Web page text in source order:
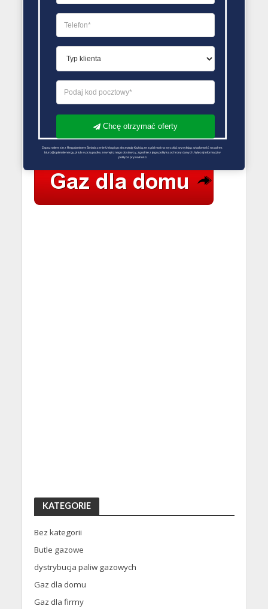
Gazownia
Sędziszów
Małopolski
Gazownia
Gazownia
Gazownia
Gazownia
PORÓWNYWARKA OFERT GAZU
KATEGORIE
Bez kategorii
Butle gazowe
dystrybucja paliw gazowych
Gaz dla domu
Gaz dla firmy
Chcę otrzymać oferty
Zapoznałem się z Regulaminem Świadczenie Usług i go akceptuję Każdą ze zgód można wycofać wysyłając wiadomość na adres
biuro@optimalenergy.pl lub w przypadku zewnętrznego dostawcy, zgodnie z jego polityką ochrony danych. Więcej informacji w
polityce prywatności